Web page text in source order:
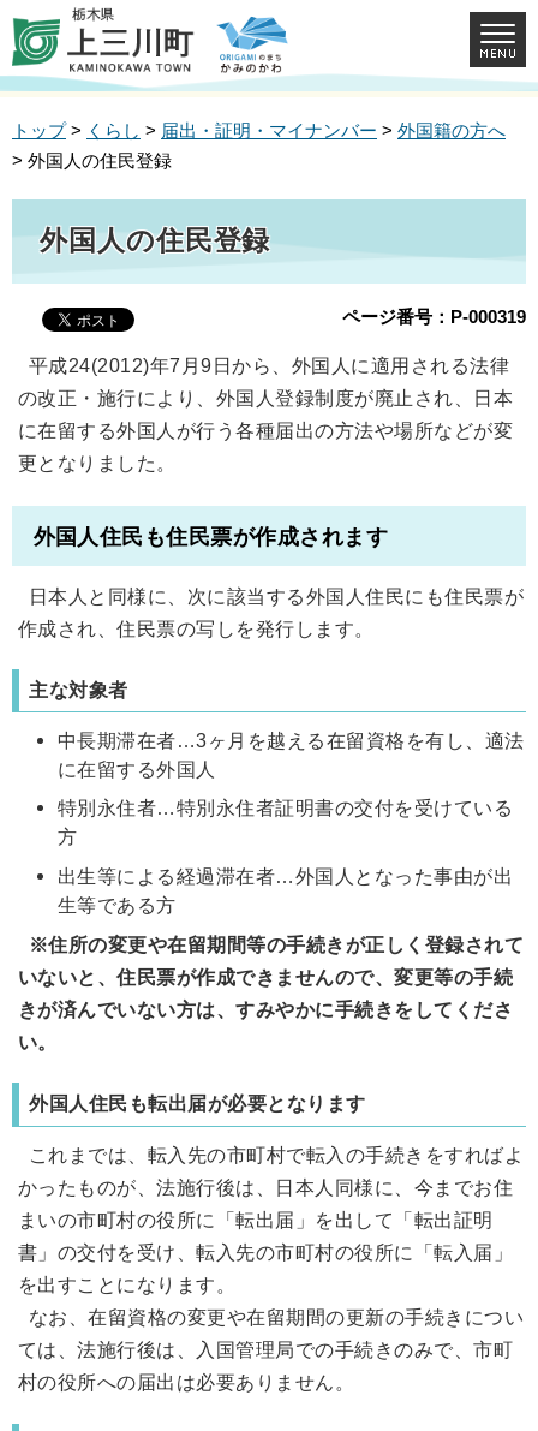
トップ> くらし > 届出・証明・マイナンバー > 外国籍の方へ
> 外国人の住民登録
外国人の住民登録
ページ番号：P-000319
平成24(2012)年7月9日から、外国人に適用される法律
の改正・施行により、外国人登録制度が廃止され、日本
に在留する外国人が行う各種届出の方法や場所などが変
更となりました。
外国人住民も住民票が作成されます
日本人と同様に、次に該当する外国人住民にも住民票が
作成され、住民票の写しを発行します。
主な対象者
中長期滞在者…3ヶ月を越える在留資格を有し、適法
に在留する外国人
特別永住者…特別永住者証明書の交付を受けている
方
出生等による経過滞在者…外国人となった事由が出
生等である方
※住所の変更や在留期間等の手続きが正しく登録されて
いないと、住民票が作成できませんので、変更等の手続
きが済んでいない方は、すみやかに手続きをしてくださ
い。
外国人住民も転出届が必要となります
これまでは、転入先の市町村で転入の手続きをすればよ
かったものが、法施行後は、日本人同様に、今までお住
まいの市町村の役所に「転出届」を出して「転出証明
書」の交付を受け、転入先の市町村の役所に「転入届」
を出すことになります。
なお、在留資格の変更や在留期間の更新の手続きについ
ては、法施行後は、入国管理局での手続きのみで、市町
村の役所への届出は必要ありません。